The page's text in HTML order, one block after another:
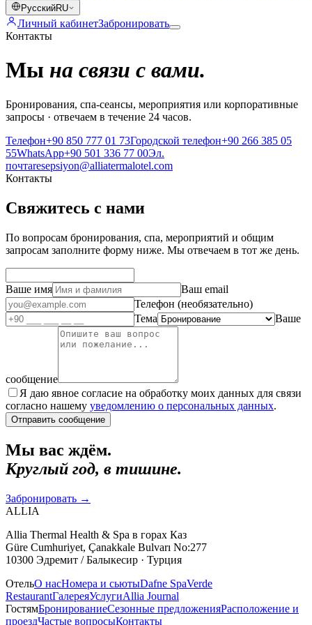
РусскийRU
Личный кабинетЗабронировать
Контакты
Мы на связи с вами.
Бронирования, спа-сеансы, мероприятия или корпоративные
запросы · отвечаем в течение 24 часов.
Телефон+90 850 777 01 73Городской телефон+90 266 385 05
55WhatsApp+90 501 336 77 00Эл.
почтаresepsiyon@alliatermalotel.com
Контакты
Свяжитесь с нами
По вопросам бронирования, спа, мероприятий и общим
запросам заполните форму ниже. Мы отвечаем в тот же день.
Ваше имя
Ваш email
Телефон (необязательно)
Тема
Ваше
сообщение
Я даю явное согласие на обработку моих данных для связи
согласно нашему уведомлению о персональных данных.
Отправить сообщение
Мы вас ждём.
Круглый год, в тишине.
Забронировать →
ALLIA
Allia Thermal Health & Spa в горах Каз
Güre Cumhuriyet, Çanakkale Bulvarı No:277
10300 Эдремит / Балыкесир · Турция
ОтельО насНомера и сьютыDafne SpaVerde
RestaurantГалереяУслугиAllia Journal
ГостямБронированиеСезонные предложенияРасположение и
проездЧастые вопросыКонтакты